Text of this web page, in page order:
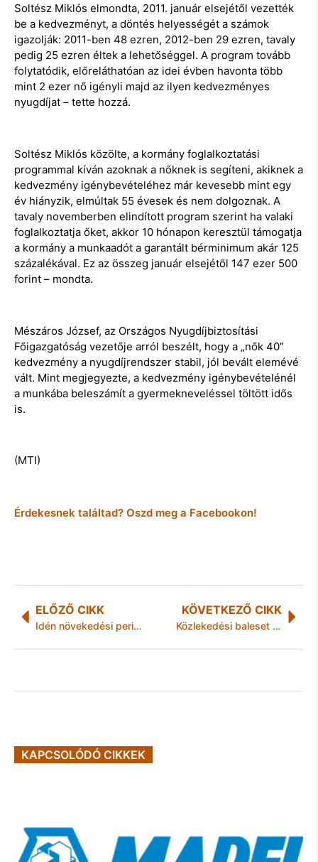
Soltész Miklós elmondta, 2011. január elsejétől vezették
be a kedvezményt, a döntés helyességét a számok
igazolják: 2011-ben 48 ezren, 2012-ben 29 ezren, tavaly
pedig 25 ezren éltek a lehetőséggel. A program tovább
folytatódik, előreláthatóan az idei évben havonta több
mint 2 ezer nő igényli majd az ilyen kedvezményes
nyugdíjat – tette hozzá.
Soltész Miklós közölte, a kormány foglalkoztatási
programmal kíván azoknak a nőknek is segíteni, akiknek a
kedvezmény igénybevételéhez már kevesebb mint egy
év hiányzik, elmúltak 55 évesek és nem dolgoznak. A
tavaly novemberben elindított program szerint ha valaki
foglalkoztatja őket, akkor 10 hónapon keresztül támogatja
a kormány a munkaadót a garantált bérminimum akár 125
százalékával. Ez az összeg január elsejétől 147 ezer 500
forint – mondta.
Mészáros József, az Országos Nyugdíjbiztosítási
Főigazgatóság vezetője arról beszélt, hogy a „nők 40”
kedvezmény a nyugdíjrendszer stabil, jól bevált elemévé
vált. Mint megjegyezte, a kedvezmény igénybevételénél
a munkába beleszámít a gyermekneveléssel töltött idős
is.
(MTI)
Érdekesnek találtad? Oszd meg a Facebookon!
ELŐZŐ CIKK
Idén növekedési periódus kezdődik
KÖVETKEZŐ CIKK
Közlekedési baleset szemtanúit keresi a rendőrség
KAPCSOLÓDÓ CIKKEK